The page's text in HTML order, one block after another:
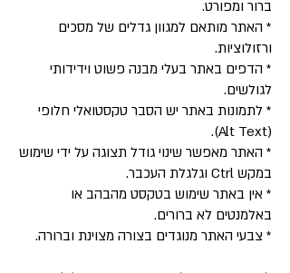
ברור ומפורט.
* האתר מותאם למגוון גדלים של מסכים
ורזולוציות.
* הדפים באתר בעלי מבנה פשוט וידידותי
לגולשים.
* לתמונות באתר יש הסבר טקסטואלי חלופי
(Alt Text).
* האתר מאפשר שינוי גודל תצוגה על ידי שימוש
במקש Ctrl וגלגלת העכבר.
* אין באתר שימוש בטקסט מהבהב או
באלמנטים לא ברורים.
* צבעי האתר מנוגדים בצורה מצוינת וברורה.